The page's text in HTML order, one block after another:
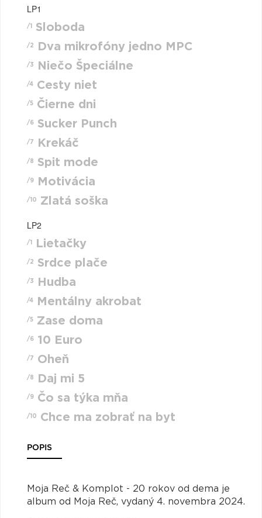
LP1
/1 Sloboda
/2 Dva mikrofóny jedno MPC
/3 Niečo Špeciálne
/4 Cesty niet
/5 Čierne dni
/6 Sucker Punch
/7 Krekáč
/8 Spit mode
/9 Motivácia
/10 Zlatá soška
LP2
/1 Lietačky
/2 Srdce plače
/3 Hudba
/4 Mentálny akrobat
/5 Zase doma
/6 10 Euro
/7 Oheň
/8 Daj mi 5
/9 Čo sa týka mňa
/10 Chce ma zobrať na byt
POPIS
Moja Reč & Komplot - 20 rokov od dema je
album od Moja Reč, vydaný 4. novembra 2024.